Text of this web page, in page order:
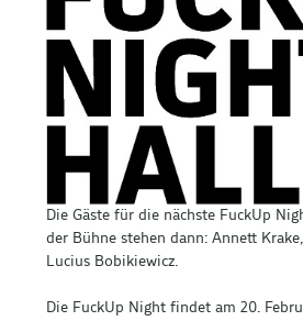
Die Gäste für die nächste FuckUp
der Bühne stehen dann: Annett
Lucius Bobikiewicz.
Die FuckUp Night findet am 20.